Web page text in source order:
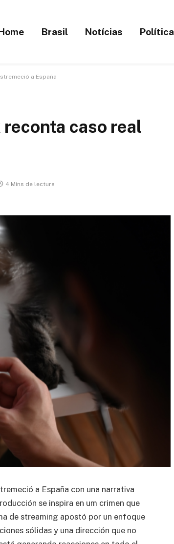
Brasil Notícias Política
a España
caso real
4 Mins de lectura
a España con una narrativa
se inspira en um crimen que
de streaming apostó por un enfoque
sólidas y una dirección que no